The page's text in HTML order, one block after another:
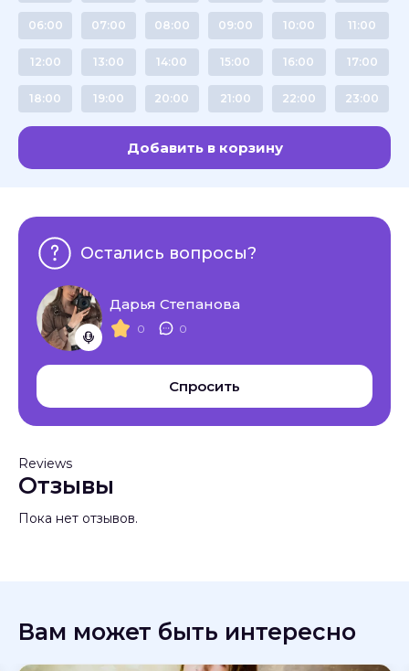
06:00 07:00 08:00 09:00 10:00 11:00
12:00 13:00 14:00 15:00 16:00 17:00
18:00 19:00 20:00 21:00 22:00 23:00
Добавить в корзину
Остались вопросы?
Дарья Степанова
0 0
Спросить
Reviews
Отзывы
Пока нет отзывов.
Вам может быть интересно